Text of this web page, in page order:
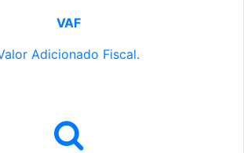
VAF
Adicionado Fiscal.